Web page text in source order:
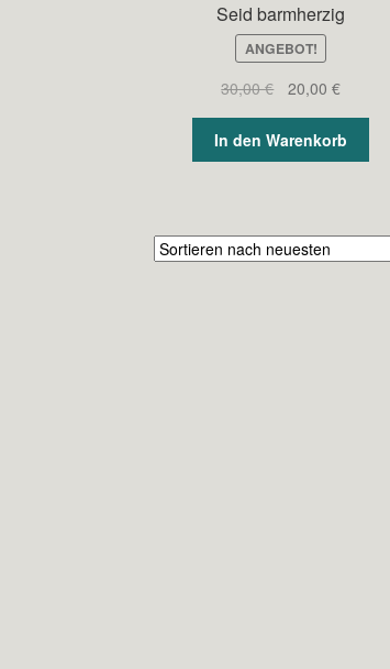
Seid barmherzig
ANGEBOT!
30,00€
Ursprünglicher
war:
30,00 €
20,00 €Aktueller
ist:
20,00 €.
In den Warenkorb